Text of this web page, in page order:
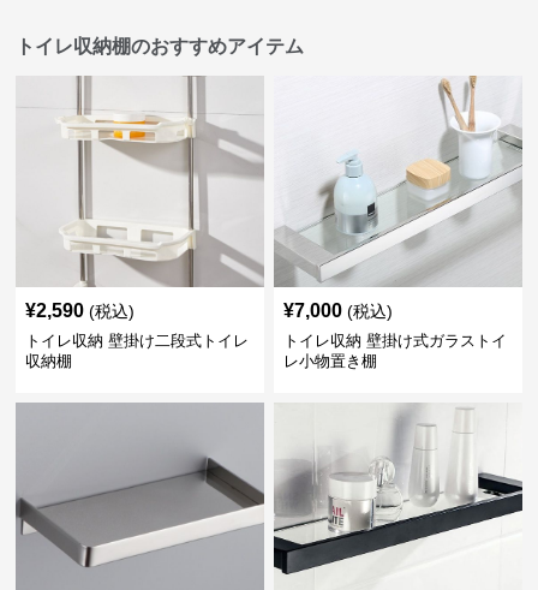
トイレ収納棚のおすすめアイテム
¥2,590 (税込)
トイレ収納 壁掛け二段式トイレ
収納棚
¥7,000 (税込)
トイレ収納 壁掛け式ガラストイ
レ小物置き棚